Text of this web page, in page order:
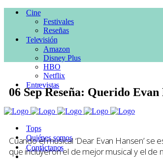
Cine
Festivales
Reseñas
Televisión
Amazon
Disney Plus
HBO
Netflix
Entrevistas
Tops
Quiénes somos
Contáctanos
06 SepReseña: Querido Evan
Posted at 22:33hinCINE,Musical,Reseñas
Cuando el musical ‘Dear Evan Hansen’
que incluyeron el de mejor musical y el de